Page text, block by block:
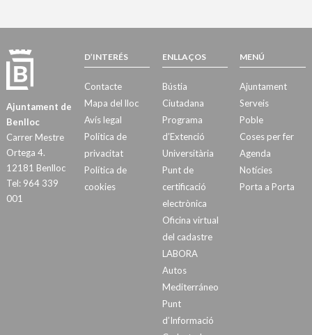
Ajuntament de
Benlloc
Carrer Mestre
Ortega 4.
12181 Benlloc
Tel: 964 339
001
D’INTERÉS
Contacte
Mapa del lloc
Avís legal
Política de
privacitat
Política de
cookies
ENLLAÇOS
Bústia
Ciutadana
Programa
d’Extenció
Universitària
Punt de
certificació
electrònica
Oficina virtual
del cadastre
LABORA
Autos
Mediterráneo
Punt
d’Informació
MENÚ
Ajuntament
Serveis
Poble
Coses per fer
Agenda
Notícies
Porta a Porta